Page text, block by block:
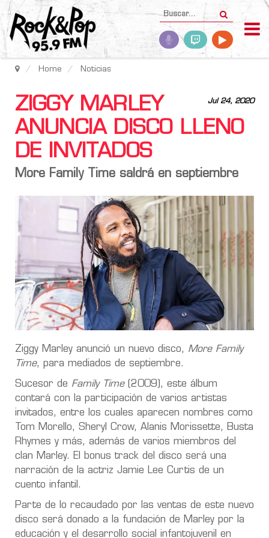
Home Noticias
Jul 24, 2020
ZIGGY MARLEY
ANUNCIA DISCO LLENO
DE INVITADOS
More Family Time saldrá en septiembre
Ziggy Marley anunció un nuevo disco, More Family
Time, para mediados de septiembre.
Sucesor de Family Time(2009), este álbum
contará con la participación de varios artistas
invitados, entre los cuales aparecen nombres como
Tom Morello, Sheryl Crow, Alanis Morissette, Busta
Rhymes y más, además de varios miembros del
clan Marley. El bonus track del disco será una
narración de la actriz Jamie Lee Curtis de un
cuento infantil.
Parte de lo recaudado por las ventas de este nuevo
disco será donado a la fundación de Marley por la
educación y el desarrollo social infantojuvenil en